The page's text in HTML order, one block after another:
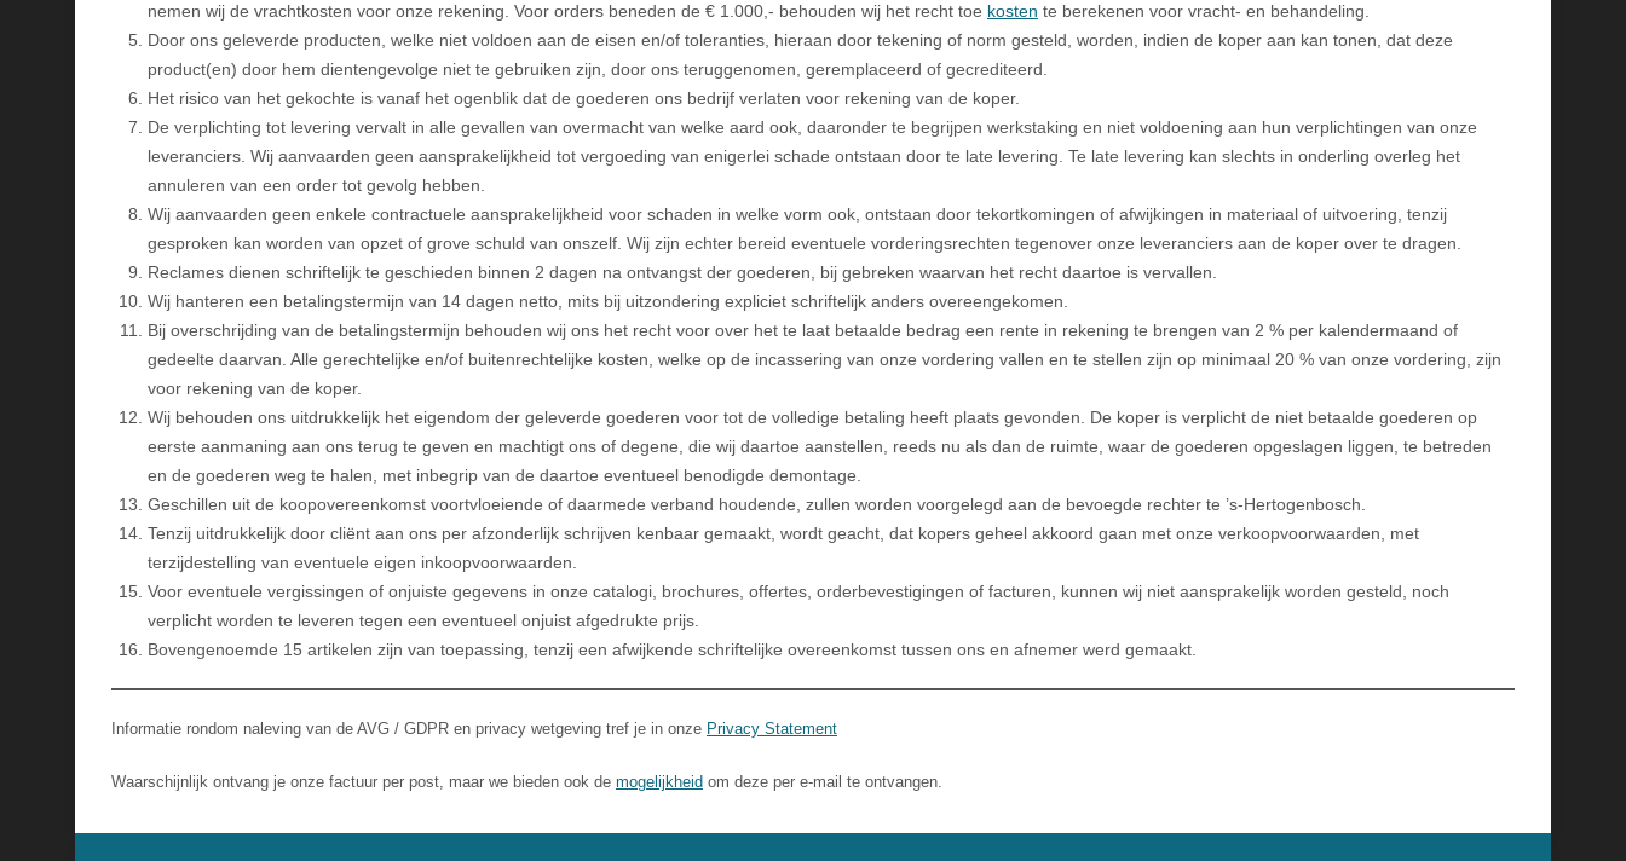
nemen wij de vrachtkosten voor onze rekening. Voor orders beneden de € 1.000,- behouden wij het recht toe kosten te berekenen voor vracht- en behandeling.
Door ons geleverde producten, welke niet voldoen aan de eisen en/of toleranties, hieraan door tekening of norm gesteld, worden, indien de koper aan kan tonen, dat deze
product(en) door hem dientengevolge niet te gebruiken zijn, door ons teruggenomen, geremplaceerd of gecrediteerd.
Het risico van het gekochte is vanaf het ogenblik dat de goederen ons bedrijf verlaten voor rekening van de koper.
De verplichting tot levering vervalt in alle gevallen van overmacht van welke aard ook, daaronder te begrijpen werkstaking en niet voldoening aan hun verplichtingen van onze
leveranciers. Wij aanvaarden geen aansprakelijkheid tot vergoeding van enigerlei schade ontstaan door te late levering. Te late levering kan slechts in onderling overleg het
annuleren van een order tot gevolg hebben.
Wij aanvaarden geen enkele contractuele aansprakelijkheid voor schaden in welke vorm ook, ontstaan door tekortkomingen of afwijkingen in materiaal of uitvoering, tenzij
gesproken kan worden van opzet of grove schuld van onszelf. Wij zijn echter bereid eventuele vorderingsrechten tegenover onze leveranciers aan de koper over te dragen.
Reclames dienen schriftelijk te geschieden binnen 2 dagen na ontvangst der goederen, bij gebreken waarvan het recht daartoe is vervallen.
Wij hanteren een betalingstermijn van 14 dagen netto, mits bij uitzondering expliciet schriftelijk anders overeengekomen.
Bij overschrijding van de betalingstermijn behouden wij ons het recht voor over het te laat betaalde bedrag een rente in rekening te brengen van 2 % per kalendermaand of
gedeelte daarvan. Alle gerechtelijke en/of buitenrechtelijke kosten, welke op de incassering van onze vordering vallen en te stellen zijn op minimaal 20 % van onze vordering, zijn
voor rekening van de koper.
Wij behouden ons uitdrukkelijk het eigendom der geleverde goederen voor tot de volledige betaling heeft plaats gevonden. De koper is verplicht de niet betaalde goederen op
eerste aanmaning aan ons terug te geven en machtigt ons of degene, die wij daartoe aanstellen, reeds nu als dan de ruimte, waar de goederen opgeslagen liggen, te betreden
en de goederen weg te halen, met inbegrip van de daartoe eventueel benodigde demontage.
Geschillen uit de koopovereenkomst voortvloeiende of daarmede verband houdende, zullen worden voorgelegd aan de bevoegde rechter te ’s-Hertogenbosch.
Tenzij uitdrukkelijk door cliënt aan ons per afzonderlijk schrijven kenbaar gemaakt, wordt geacht, dat kopers geheel akkoord gaan met onze verkoopvoorwaarden, met
terzijdestelling van eventuele eigen inkoopvoorwaarden.
Voor eventuele vergissingen of onjuiste gegevens in onze catalogi, brochures, offertes, orderbevestigingen of facturen, kunnen wij niet aansprakelijk worden gesteld, noch
verplicht worden te leveren tegen een eventueel onjuist afgedrukte prijs.
Bovengenoemde 15 artikelen zijn van toepassing, tenzij een afwijkende schriftelijke overeenkomst tussen ons en afnemer werd gemaakt.
Informatie rondom naleving van de AVG / GDPR en privacy wetgeving tref je in onze Privacy Statement
Waarschijnlijk ontvang je onze factuur per post, maar we bieden ook de mogelijkheid om deze per e-mail te ontvangen.